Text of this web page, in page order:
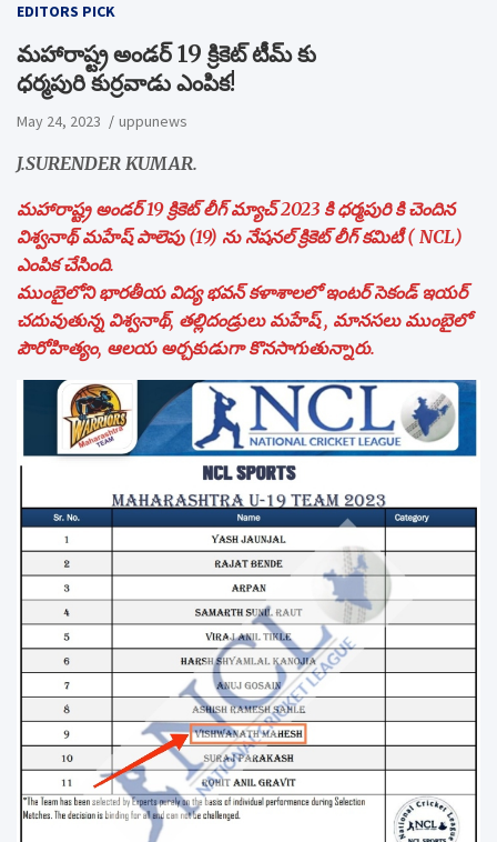
EDITORS PICK
మహారాష్ట్ర అండర్ 19 క్రికెట్ టీమ్ కు
ధర్మపురి కుర్రవాడు ఎంపిక!
May 24, 2023 uppunews
J.SURENDER KUMAR.
మహారాష్ట్ర అండర్ 19 క్రికెట్ లీగ్ మ్యాచ్ 2023 కి ధర్మపురి కి చెందిన
విశ్వనాథ్ మహేష్ పాలెపు (19) ను నేషనల్ క్రికెట్ లీగ్ కమిటీ ( NCL)
ఎంపిక చేసింది.
ముంబైలోని భారతీయ విద్య భవన్ కళాశాలలో ఇంటర్ సెకండ్ ఇయర్
చదువుతున్న విశ్వనాథ్, తల్లిదండ్రులు మహేష్ , మానసలు ముంబైలో
పౌరోహిత్యం, ఆలయ అర్చకుడుగా కొనసాగుతున్నారు.